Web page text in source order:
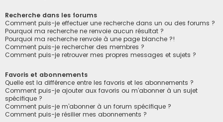
Recherche dans les forums
Comment puis-je effectuer une recherche dans un ou des forums ?
Pourquoi ma recherche ne renvoie aucun résultat ?
Pourquoi ma recherche renvoie à une page blanche ?!
Comment puis-je rechercher des membres ?
Comment puis-je retrouver mes propres messages et sujets ?
Favoris et abonnements
Quelle est la différence entre les favoris et les abonnements ?
Comment puis-je ajouter aux favoris ou m’abonner à un sujet
spécifique ?
Comment puis-je m’abonner à un forum spécifique ?
Comment puis-je résilier mes abonnements ?